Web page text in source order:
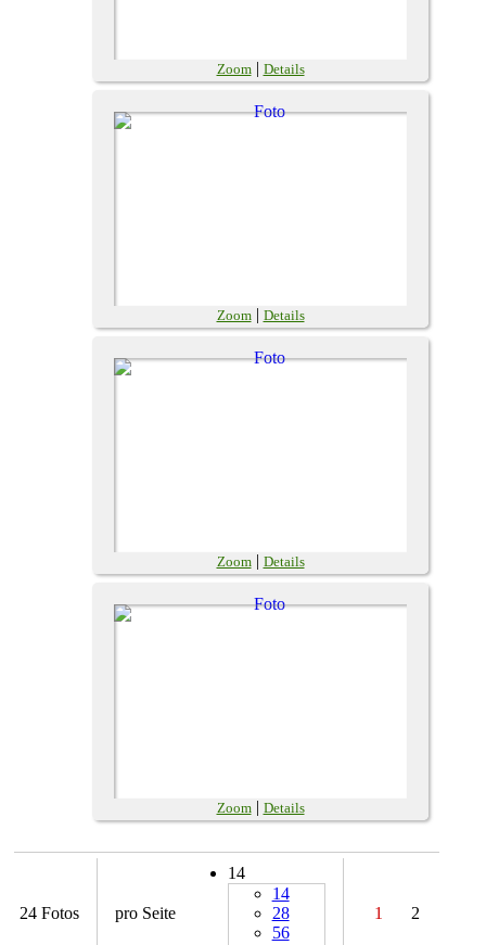
Zoom| Details
Zoom| Details
Zoom| Details
Zoom| Details
24 Fotos pro Seite
14
14
28
56
1 2